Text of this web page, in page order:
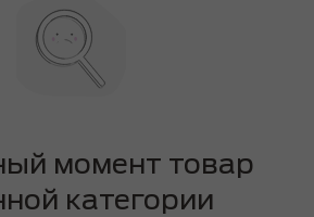
момент товар
категории